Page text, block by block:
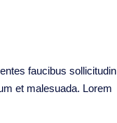
faucibus sollicitudin
et malesuada. Lorem